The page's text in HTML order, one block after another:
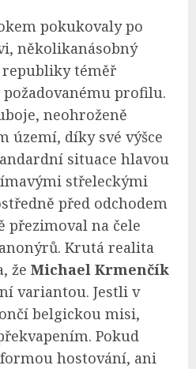
pokukovaly po
několikanásobný
republiky téměř
profilu.
neohroženě
území, díky své výšce
situace hlavou
střeleckými
před odchodem
přezimoval na čele
Krutá realita
že Michael Krmenčík
variantou. Jestli v
belgickou misi,
Pokud
hostování, ani